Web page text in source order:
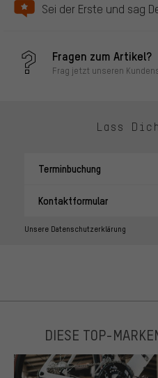
Sei der Erste und sag
Fragen zum Artikel?
Frag jetzt unseren
Lass
Terminbuchung
Kontaktformular
Unsere Datenschutzerklärung
DIESE TOP-